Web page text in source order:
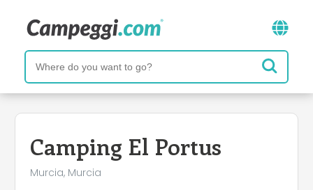
Camping El Portus
Murcia, Murcia